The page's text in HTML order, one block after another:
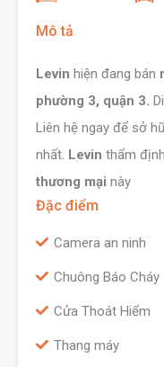
Mô tả
Levin hiện đang bán
phường 3, quận 3.
Liên hệ ngay để sở
nhất. Levin thẩm
thương mại này
Đặc điểm
Camera an ninh
Chuông Báo Cháy
Cửa Thoát Hiểm
Thang máy